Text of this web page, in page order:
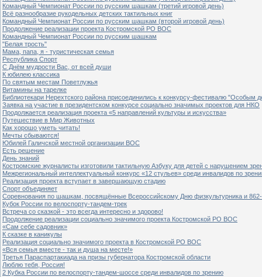
Командный Чемпионат России по русским шашкам (третий игровой день)
Всё разнообразие рукодельных детских тактильных книг
Командный Чемпионат России по русским шашкам (второй игровой день)
Продолжение реализации проекта Костромской РО ВОС
Командный Чемпионат России по русским шашкам
"Белая трость"
Мама, папа, я - туристическая семья
Республика Спорт
С Днём мудрости Вас, от всей души
К юбилею классика
По святым местам Поветлужья
Витамины на тарелке
Библиотекари Нерехтского района присоединились к конкурсу-фестивалю "Особым
Заявка на участие в президентском конкурсе социально значимых проектов для НКО
Продолжается реализация проекта «5 направлений культуры и искусства»
Путешествие в Мир Животных
Как хорошо уметь читать!
Мечты сбываются!
Юбилей Галичской местной организации ВОС
Есть решение
День знаний
Костромские журналисты изготовили тактильную Азбуку для детей с нарушением
Межрегиональный интеллектуальный конкурс «12 стульев» среди инвалидов по
Реализация проекта вступает в завершающую стадию
Спорт объединяет
Соревнования по шашкам, посвящённые Всероссийскому Дню физкультурника и
Кубок России по велоспорту-тандем-трек
Встреча со сказкой - это всегда интересно и здорово!
Продолжение реализации социально значимого проекта Костромской РО ВОС
«Сам себе садовник»
К сказке в каникулы
Реализация социально значимого проекта в Костромской РО ВОС
«Вся семья вместе - так и душа на месте!»
Третья Параспартакиада на призы губернатора Костромской области
Люблю тебя, Россия!
2 Кубка России по велоспорту-тандем-шоссе среди инвалидов по зрению